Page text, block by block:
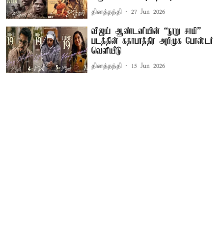
தினத்தந்தி 27 Jun 2026
விஜய் ஆண்டனியின் “நூறு சாமி”
படத்தின் கதாபாத்திர அறிமுக போஸ்டர்
வெளியீடு
தினத்தந்தி 15 Jun 2026